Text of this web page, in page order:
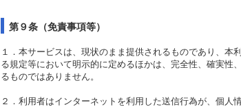
第９条（免責事項等）
１．本サービスは、現状のまま提供されるものであり、
る規定等において明示的に定めるほかは、完全性、確実性
るものではありません。
２．利用者はインターネットを利用した送信行為が、個